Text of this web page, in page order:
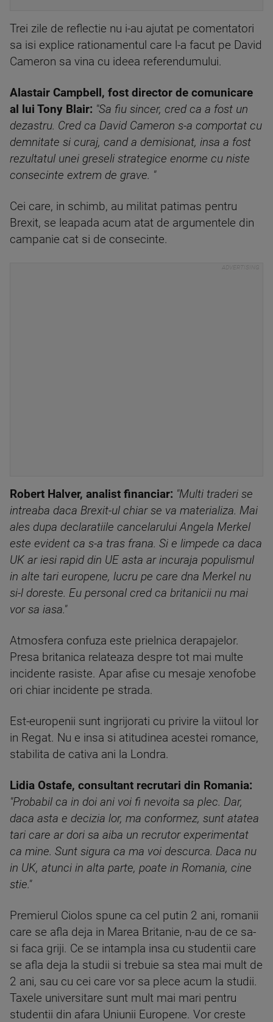
Trei zile de reflectie nu i-au ajutat pe comentatori
sa isi explice rationamentul care l-a facut pe David
Cameron sa vina cu ideea referendumului.
Alastair Campbell, fost director de comunicare
al lui Tony Blair: "Sa fiu sincer, cred ca a fost un
dezastru. Cred ca David Cameron s-a comportat cu
demnitate si curaj, cand a demisionat, insa a fost
rezultatul unei greseli strategice enorme cu niste
consecinte extrem de grave. "
Cei care, in schimb, au militat patimas pentru
Brexit, se leapada acum atat de argumentele din
campanie cat si de consecinte.
Robert Halver, analist financiar: "Multi traderi se
intreaba daca Brexit-ul chiar se va materializa. Mai
ales dupa declaratiile cancelarului Angela Merkel
este evident ca s-a tras frana. Si e limpede ca daca
UK ar iesi rapid din UE asta ar incuraja populismul
in alte tari europene, lucru pe care dna Merkel nu
si-l doreste. Eu personal cred ca britanicii nu mai
vor sa iasa."
Atmosfera confuza este prielnica derapajelor.
Presa britanica relateaza despre tot mai multe
incidente rasiste. Apar afise cu mesaje xenofobe
ori chiar incidente pe strada.
Est-europenii sunt ingrijorati cu privire la viitoul lor
in Regat. Nu e insa si atitudinea acestei romance,
stabilita de cativa ani la Londra.
Lidia Ostafe, consultant recrutari din Romania:
"Probabil ca in doi ani voi fi nevoita sa plec. Dar,
daca asta e decizia lor, ma conformez, sunt atatea
tari care ar dori sa aiba un recrutor experimentat
ca mine. Sunt sigura ca ma voi descurca. Daca nu
in UK, atunci in alta parte, poate in Romania, cine
stie."
Premierul Ciolos spune ca cel putin 2 ani, romanii
care se afla deja in Marea Britanie, n-au de ce sa-
si faca griji. Ce se intampla insa cu studentii care
se afla deja la studii si trebuie sa stea mai mult de
2 ani, sau cu cei care vor sa plece acum la studii.
Taxele universitare sunt mult mai mari pentru
studentii din afara Uniunii Europene. Vor creste